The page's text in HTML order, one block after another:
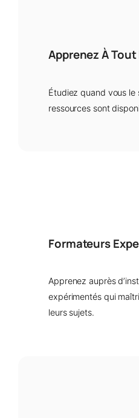
Apprenez À
Étudiez quand vous le
ressources sont
Formateurs
Apprenez auprès
expérimentés qui
leurs sujets.